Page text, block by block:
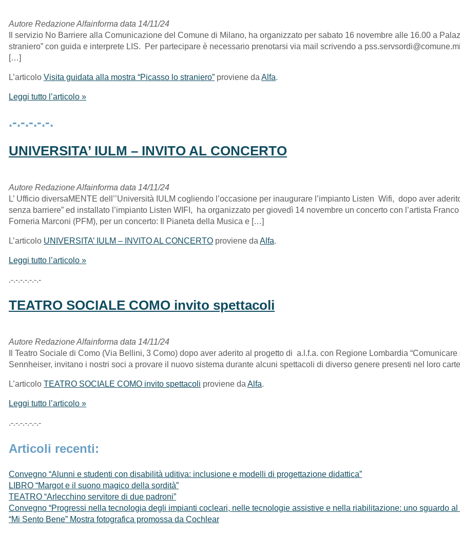
Autore Redazione Alfainforma data 14/11/24
Il servizio No Barriere alla Comunicazione del Comune di Milano, ha organizzato per sabato 16 novembre alle 16.00 a
straniero” con guida e interprete LIS. Per partecipare è necessario prenotarsi via mail scrivendo a
[…]
L’articolo Visita guidata alla mostra “Picasso lo straniero” proviene da Alfa.
Leggi tutto l’articolo »
.-.-.-.-.-.
UNIVERSITA’ IULM – INVITO AL CONCERTO
Autore Redazione Alfainforma data 14/11/24
L’ Ufficio diversaMENTE dell’’Università IULM cogliendo l’occasione per inaugurare l’impianto Listen Wifi, dopo aver
senza barriere” ed installato l’impianto Listen WIFI, ha organizzato per giovedì 14 novembre un concerto con l’artista
Forneria Marconi (PFM), per un concerto: Il Pianeta della Musica e […]
L’articolo UNIVERSITA’ IULM – INVITO AL CONCERTO proviene da Alfa.
Leggi tutto l’articolo »
.-.-.-.-.-.-.-
TEATRO SOCIALE COMO invito spettacoli
Autore Redazione Alfainforma data 14/11/24
Il Teatro Sociale di Como (Via Bellini, 3 Como) dopo aver aderito al progetto di a.l.f.a. con Regione Lombardia
Sennheiser, invitano i nostri soci a provare il nuovo sistema durante alcuni spettacoli di diverso genere presenti nel loro
L’articolo TEATRO SOCIALE COMO invito spettacoli proviene da Alfa.
Leggi tutto l’articolo »
.-.-.-.-.-.-.-
Articoli recenti:
Convegno “Alunni e studenti con disabilità uditiva: inclusione e modelli di progettazione didattica”
LIBRO “Margot e il suono magico della sordità”
TEATRO “Arlecchino servitore di due padroni”
Convegno “Progressi nella tecnologia degli impianti cocleari, nelle tecnologie assistive e nella riabilitazione: uno sguardo al
“Mi Sento Bene” Mostra fotografica promossa da Cochlear